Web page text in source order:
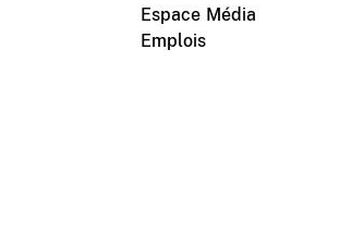
Espace Média
Emplois